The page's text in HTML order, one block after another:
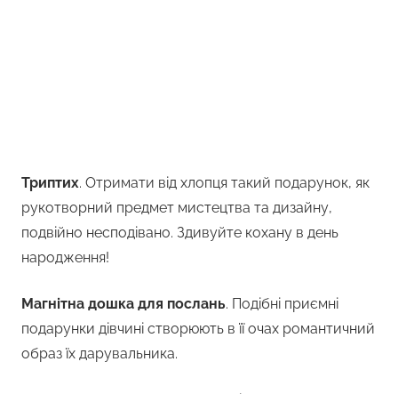
Триптих. Отримати від хлопця такий подарунок, як
рукотворний предмет мистецтва та дизайну,
подвійно несподівано. Здивуйте кохану в день
народження!
Магнітна дошка для послань. Подібні приємні
подарунки дівчині створюють в її очах романтичний
образ їх дарувальника.